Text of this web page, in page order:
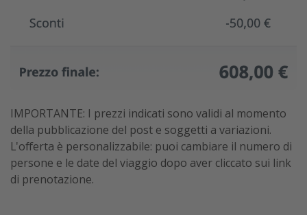
IMPORTANTE: I prezzi indicati sono validi al momento
della pubblicazione del post e soggetti a variazioni.
L'offerta è personalizzabile: puoi cambiare il numero di
persone e le date del viaggio dopo aver cliccato sui link
di prenotazione.